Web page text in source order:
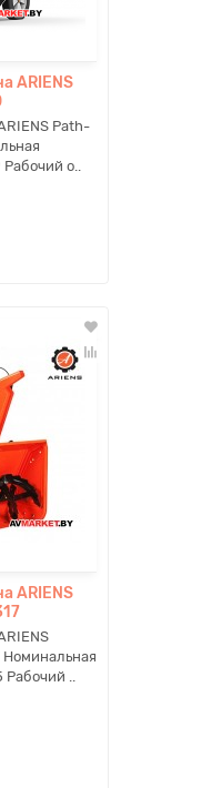
ARIENS
Path-
о..
ARIENS
Номинальная
Рабочий ..